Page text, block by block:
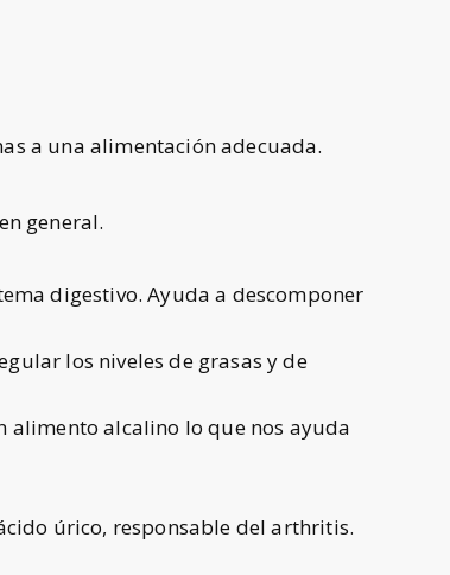
a una alimentación adecuada.
general.
digestivo. Ayuda a descomponer
los niveles de grasas y de
alimento alcalino lo que nos ayuda
úrico, responsable del arthritis.